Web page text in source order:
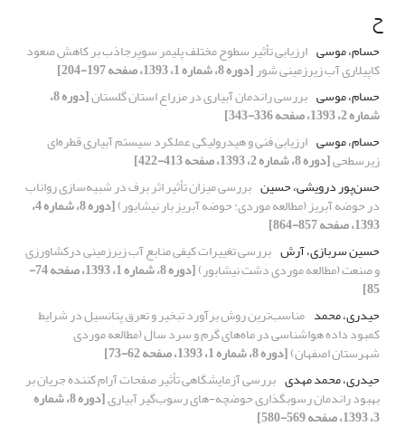
ح
حسام، موسی ارزیابی تأثیر سطوح مختلف پلیمر سوپرجاذب بر کاهش صعود
کاپیلاری آب زیرزمینی شور[دوره 8، شماره 1، 1393، صفحه 197-204]
حسام، موسی بررسی راندمان آبیاری در مزراع استان گلستان [دوره 8،
شماره 2، 1393، صفحه 336-343]
حسام، موسی ارزیابی فنی و هیدرولیکی عملکرد سیستم آبیاری قطره‌ای
زیرسطحی[دوره 8، شماره 2، 1393، صفحه 413-422]
حسن‌پور درویشی، حسین بررسی میزان تأثیر اثر برف در شبیه‌سازی رواناب
در حوضه‌ آبریز (مطالعه موردی: حوضه آبریز بار نیشابور) [دوره 8، شماره 4،
1393، صفحه 857-864]
حسین سربازی، آرش بررسی تغییرات کیفی منابع آب زیرزمینی درکشاورزی
و صنعت (مطالعه موردی دشت نیشابور) [دوره 8، شماره 1، 1393، صفحه 74-
85]
حیدری، محمد مناسب‌ترین روش برآورد تبخیر و تعرق پتانسیل در شرایط
کمبود داده هواشناسی در ماه‌های گرم و سرد سال (مطالعه موردی
شهرستان اصفهان)[دوره 8، شماره 1، 1393، صفحه 62-73]
حیدری، محمد مهدی بررسی آزمایشگاهی تأثیر صفحات آرام کننده جریان بر
بهبود راندمان رسوبگذاری حوضچه-های رسوب‌گیر آبیاری [دوره 8، شماره
3، 1393، صفحه 569-580]